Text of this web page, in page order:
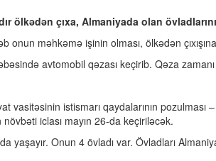
ölkədən çıxa, Almaniyada olan
məhkəmə işinin olması, ölkədən
avtomobil qəzası keçirib. Qəza
vasitəsinin istismarı qaydalarının
iclası mayın 26-da keçiriləcək.
yaşayır. Onun 4 övladı var. Övladları